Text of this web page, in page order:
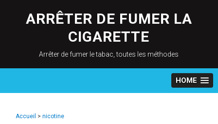
content
ARRÊTER DE FUMER LA
CIGARETTE
Arrêter de fumer le tabac, toutes les méthodes
HOME
Accueil > nicotine